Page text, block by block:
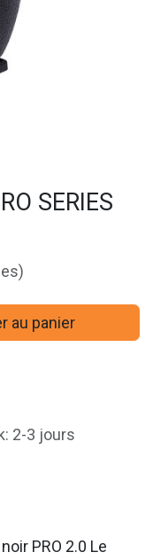
SERIES
au panier
2-3 jours
PRO 2.0 Le